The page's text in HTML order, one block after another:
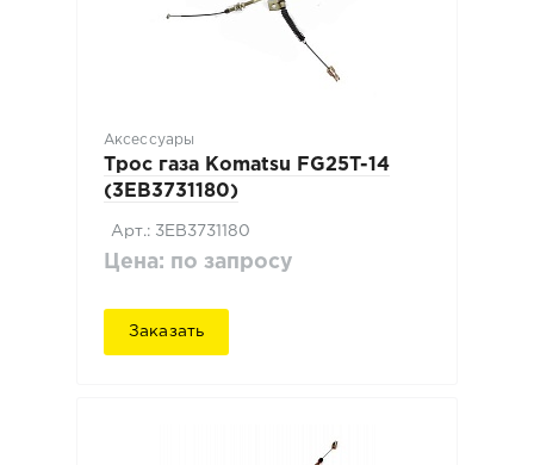
Аксессуары
Трос газа Komatsu FG25T-14
(3EB3731180)
Арт.: 3EB3731180
Цена: по запросу
Заказать